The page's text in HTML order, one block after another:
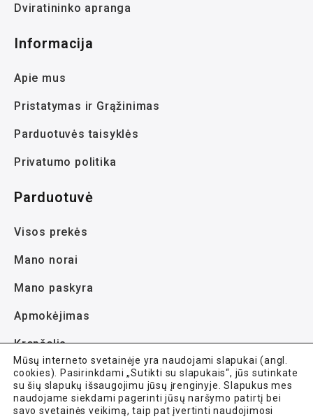
Dviratininko apranga
Informacija
Apie mus
Pristatymas ir Grąžinimas
Parduotuvės taisyklės
Privatumo politika
Parduotuvė
Visos prekės
Mano norai
Mano paskyra
Apmokėjimas
Krepšelis
Mūsų interneto svetainėje yra naudojami slapukai (angl.
cookies). Pasirinkdami „Sutikti su slapukais“, jūs sutinkate
su šių slapukų išsaugojimu jūsų įrenginyje. Slapukus mes
naudojame siekdami pagerinti jūsų naršymo patirtį bei
savo svetainės veikimą, taip pat įvertinti naudojimosi